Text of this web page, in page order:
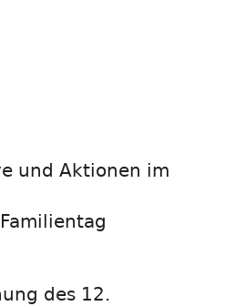
und Aktionen im
des 12.